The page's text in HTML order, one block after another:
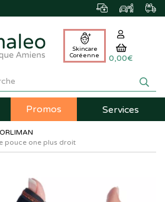
Skincare
Coréenne
0,00€
Promos Services
ORLIMAN
pouce one plus droit